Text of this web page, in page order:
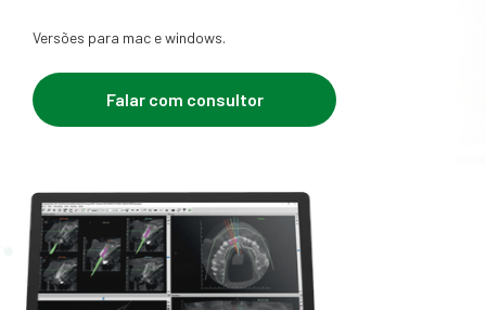
Versões para mac e windows.
Falar com consultor